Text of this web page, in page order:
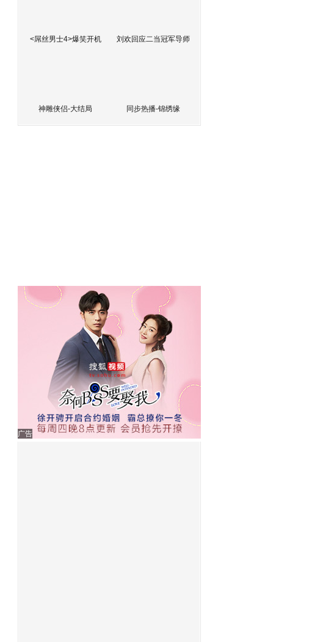
<屌丝男士4>爆笑开机 刘欢回应二当冠军导师
神雕侠侣-大结局 同步热播-锦绣缘
广告